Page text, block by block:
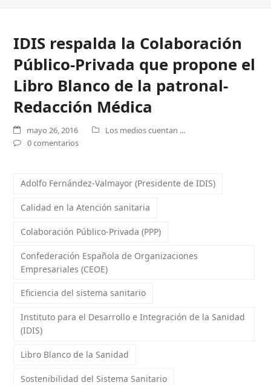
IDIS respalda la Colaboración
Público-Privada que propone el
Libro Blanco de la patronal-
Redacción Médica
mayo 26, 2016
Los medios cuentan ...
0 comentarios
Adolfo Fernández-Valmayor (Presidente de IDIS)
Calidad en la Atención sanitaria
Colaboración Público-Privada (PPP)
Confederación Española de Organizaciones
Empresariales (CEOE)
Eficiencia del sistema sanitario
Instituto para el Desarrollo e Integración de la Sanidad
(IDIS)
Libro Blanco de la Sanidad
Sostenibilidad del Sistema Sanitario